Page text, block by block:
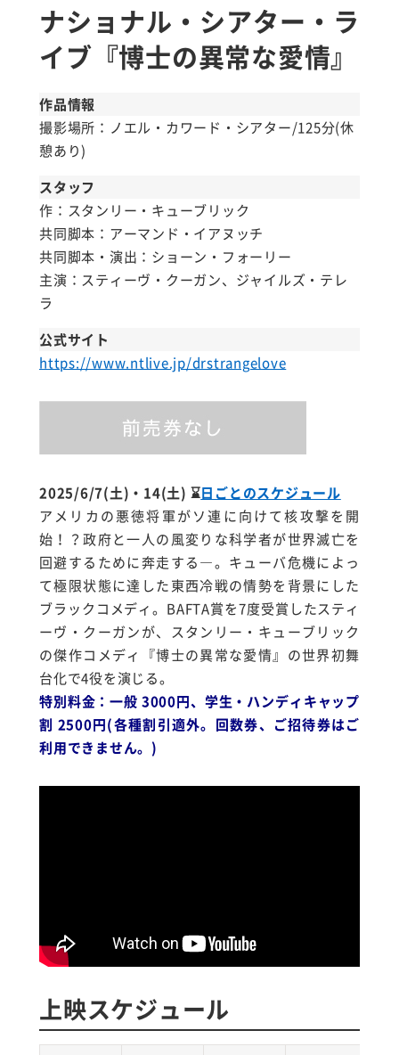
ナショナル・シアター・ラ
イブ『博士の異常な愛情』
作品情報
撮影場所：ノエル・カワード・シアター/125分(休
憩あり)
スタッフ
作：スタンリー・キューブリック
共同脚本：アーマンド・イアヌッチ
共同脚本・演出：ショーン・フォーリー
主演：スティーヴ・クーガン、ジャイルズ・テレ
ラ
公式サイト
https://www.ntlive.jp/drstrangelove
2025/6/7(土)・14(土) ⌛日ごとのスケジュール
アメリカの悪徳将軍がソ連に向けて核攻撃を開
始！？政府と一人の風変りな科学者が世界滅亡を
回避するために奔走する―。キューバ危機によっ
て極限状態に達した東西冷戦の情勢を背景にした
ブラックコメディ。BAFTA賞を7度受賞したスティ
ーヴ・クーガンが、スタンリー・キューブリック
の傑作コメディ『博士の異常な愛情』の世界初舞
台化で4役を演じる。
特別料金：一般 3000円、学生・ハンディキャップ
割 2500円(各種割引適外。回数券、ご招待券はご
利用できません。)
上映スケジュール